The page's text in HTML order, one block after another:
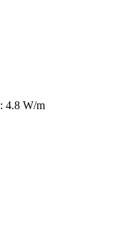
4.8 W/m